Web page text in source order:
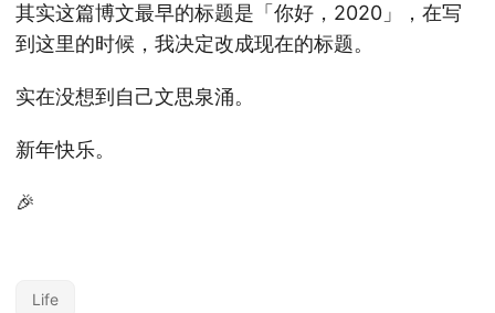
其实这篇博文最早的标题是「你好，2020」，在写
到这里的时候，我决定改成现在的标题。
实在没想到自己文思泉涌。
新年快乐。
🎉
Life